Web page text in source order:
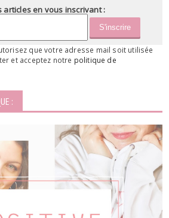
articles en vous inscrivant :
que votre adresse mail soit utilisée
et acceptez notre politique de
: